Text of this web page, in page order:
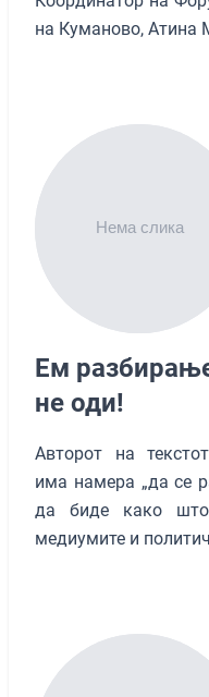
на Куманово, Атина
Ем
не оди!
Авторот на
има намера „да се
да биде како
медиумите и